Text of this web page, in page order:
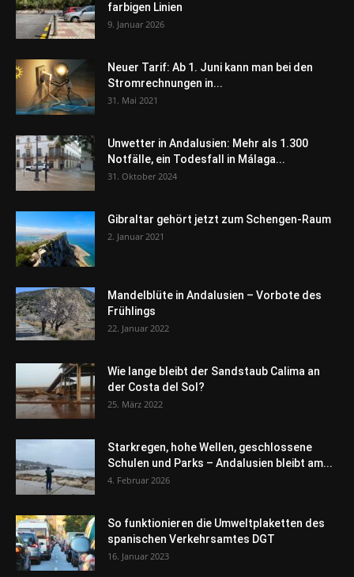
farbigen Linien
9. Januar 2026
Neuer Tarif: Ab 1. Juni kann man bei den
Stromrechnungen in...
31. Mai 2021
Unwetter in Andalusien: Mehr als 1.300
Notfälle, ein Todesfall in Málaga...
31. Oktober 2024
Gibraltar gehört jetzt zum Schengen-Raum
2. Januar 2021
Mandelblüte in Andalusien – Vorbote des
Frühlings
22. Januar 2022
Wie lange bleibt der Sandstaub Calima an
der Costa del Sol?
25. März 2022
Starkregen, hohe Wellen, geschlossene
Schulen und Parks – Andalusien bleibt am...
4. Februar 2026
So funktionieren die Umweltplaketten des
spanischen Verkehrsamtes DGT
16. Januar 2023